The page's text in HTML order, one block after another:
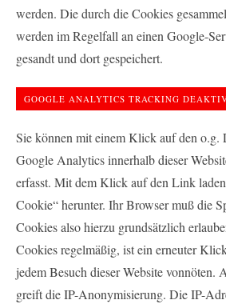
werden. Die durch die Cookies
werden im Regelfall an einen Google-
gesandt und dort gespeichert.
GOOGLE ANALYTICS TRACKING
Sie können mit einem Klick auf den o.g.
Google Analytics innerhalb dieser
erfasst. Mit dem Klick auf den Link
Cookie“ herunter. Ihr Browser muß die
Cookies also hierzu grundsätzlich
Cookies regelmäßig, ist ein erneuter
jedem Besuch dieser Website vonnöten.
greift die IP-Anonymisierung. Die IP-